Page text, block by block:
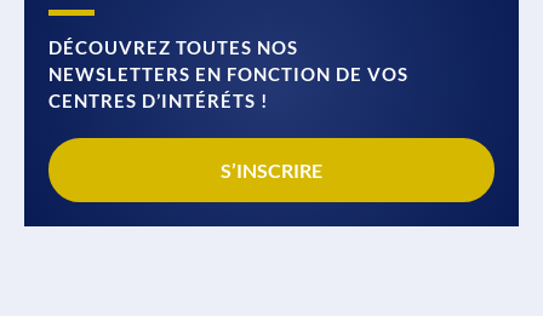
DÉCOUVREZ TOUTES NOS
NEWSLETTERS EN FONCTION DE VOS
CENTRES D’INTÉRÉTS !
S’INSCRIRE